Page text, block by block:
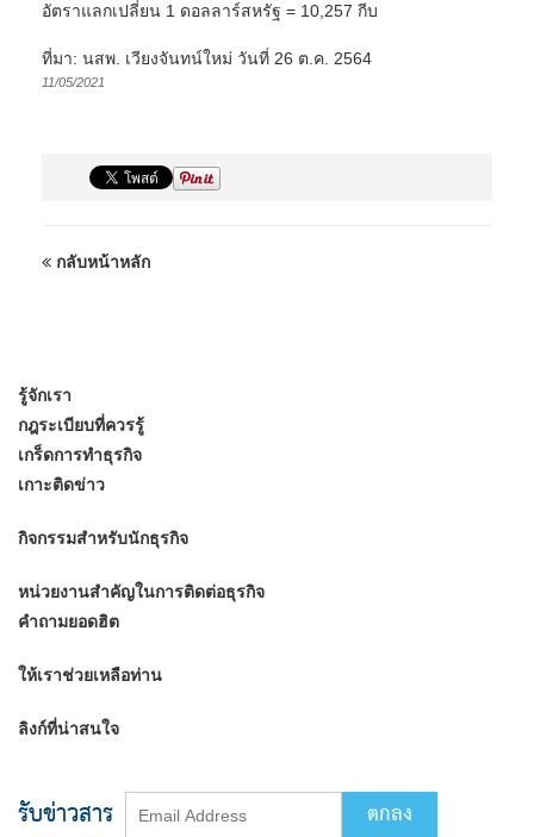
อัตราแลกเปลี่ยน 1 ดอลลาร์สหรัฐ = 10,257 กีบ
ที่มา: นสพ. เวียงจันทน์ใหม่ วันที่ 26 ต.ค. 2564
11/05/2021
กลับหน้าหลัก
รู้จักเรา
กฎระเบียบที่ควรรู้
เกร็ดการทำธุรกิจ
เกาะติดข่าว
กิจกรรมสำหรับนักธุรกิจ
หน่วยงานสำคัญในการติดต่อธุรกิจ
คำถามยอดฮิต
ให้เราช่วยเหลือท่าน
ลิงก์ที่น่าสนใจ
รับข่าวสาร